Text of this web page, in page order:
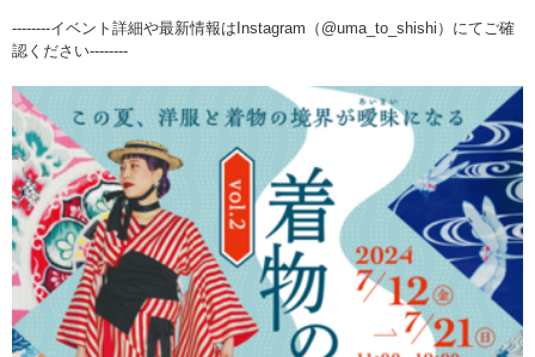
--------イベント詳細や最新情報はInstagram（@uma_to_shishi）にてご確
認ください--------